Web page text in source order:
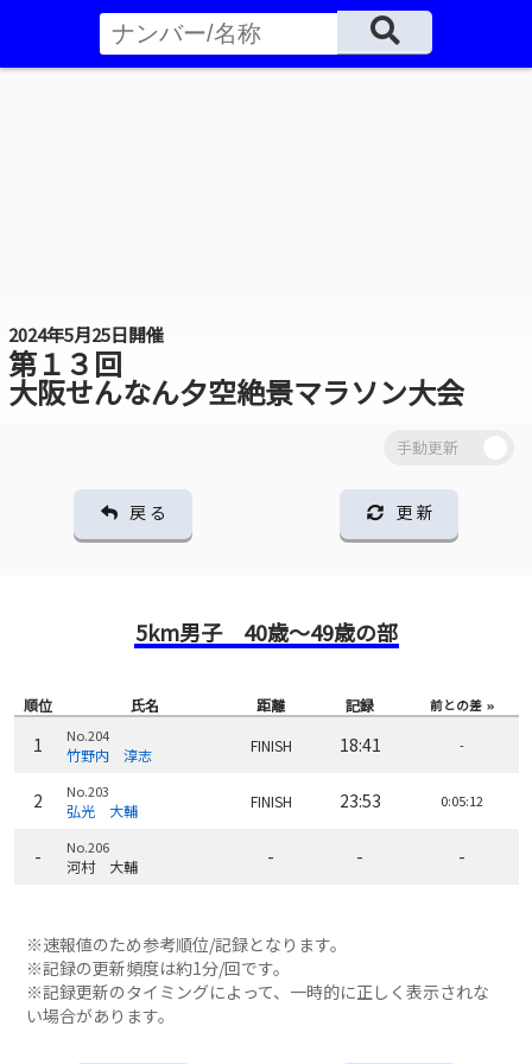
2024年5月25日開催
第１３回
大阪せんなん夕空絶景マラソン大会
戻 る 更 新
5km男子 40歳～49歳の部
順位 氏名 距離 記録 前との差
1 No.204
竹野内 淳志 FINISH 18:41 -
2 No.203
弘光 大輔 FINISH 23:53 0:05:12
- No.206
河村 大輔 - - -
※速報値のため参考順位/記録となります。
※記録の更新頻度は約1分/回です。
※記録更新のタイミングによって、一時的に正しく表示されな
い場合があります。